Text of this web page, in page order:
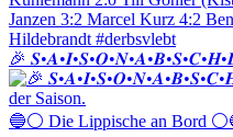
🎉
🔵⚪️ Die Lippische an Bord